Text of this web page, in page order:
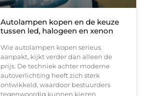
Autolampen kopen en de keuze
tussen led, halogeen en xenon
Wie autolampen kopen serieus
aanpakt, kijkt verder dan alleen de
prijs. De techniek achter moderne
autoverlichting heeft zich sterk
ontwikkeld, waardoor bestuurders
tegenwoordig kunnen kiezen